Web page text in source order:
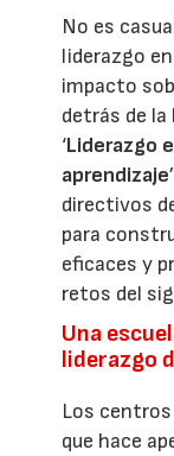
No es
liderazgo
impacto
detrás de
‘Liderazgo
aprendizaje
directivos
para
eficaces y
retos del
Una
liderazgo
Los
que hace